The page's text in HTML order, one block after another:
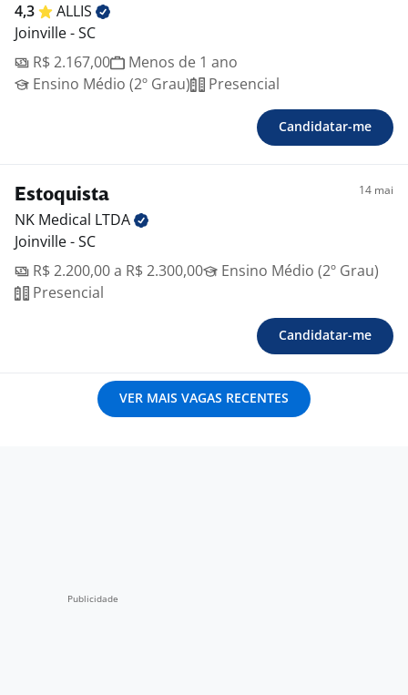
4,3
ALLIS
Joinville - SC
R$ 2.167,00
Menos de 1 ano
Ensino Médio (2º Grau)
Presencial
Candidatar-me
Estoquista 14 mai
NK Medical LTDA
Joinville - SC
R$ 2.200,00 a R$ 2.300,00
Ensino Médio (2º Grau)
Presencial
Candidatar-me
VER MAIS VAGAS RECENTES